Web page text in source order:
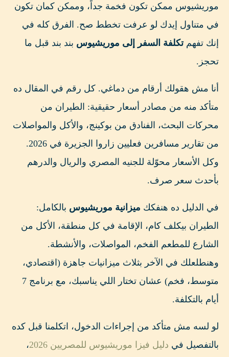
موريشيوس ممكن تكون فخمة جداً، وممكن كمان تكون
في متناول إيدك لو عرفت تخطط صح. الفرق كله في
إنك تفهمتكلفة السفر إلى موريشيوس بند بند قبل ما
تحجز.
أنا مش هقولك أرقام من دماغي. كل رقم في المقال ده
متأكد منه من مصادر أسعار حقيقية: الطيران من
محركات البحث، الفنادق من بوكينج، والأكل والمواصلات
من تقارير مسافرين فعليين زاروا الجزيرة في 2026.
وكل الأسعار محوّلة للجنيه المصري والريال والدرهم
بأحدث سعر صرف.
في الدليل ده هنفكك ميزانية موريشيوس بالكامل:
الطيران بيكلف كام، الإقامة في كل منطقة، الأكل من
الشارع للمطعم الفخم، المواصلات، والأنشطة.
وهنطلعلك في الآخر بثلاث ميزانيات جاهزة (اقتصادي،
متوسط، فخم) عشان تختار اللي يناسبك، مع برنامج 7
أيام بالتكلفة.
لو لسه مش متأكد من إجراءات الدخول، اتكلمنا قبل كده
بالتفصيل في دليل فيزا موريشيوس للمصريين 2026
،